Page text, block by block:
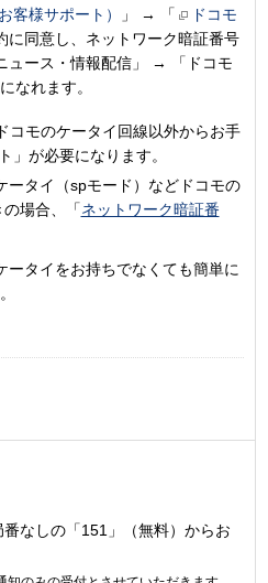
客様サポート） 」 → 「
ドコモ
に同意し、ネットワーク暗証番号
ュース・情報配信」 → 「ドコモ
なれます。
コモのケータイ回線以外からお手
」が必要になります。
ータイ（spモード）などドコモの
場合、「ネットワーク暗証番
ータイをお持ちでなくても簡単に
番なしの「151」（無料）からお